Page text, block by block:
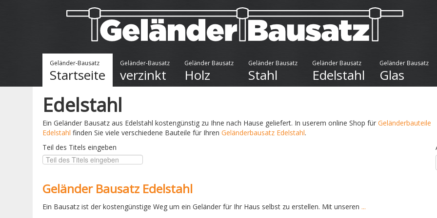
Geländer-Bausatz
Startseite
Geländer-Bausatz
verzinkt
Geländer Bausatz
Holz
Geländer Bausatz
Stahl
Geländer Bausatz
Edelstahl
Geländer Bausatz
Glas
Edelstahl
Ein Geländer Bausatz aus Edelstahl kostengünstig zu Ihne nach Hause geliefert. In userem online Shop für Geländerbauteile
Edelstahl finden Sie viele verschiedene Bauteile für Ihren Geländerbausatz Edelstahl.
Teil des Titels eingeben
Geländer Bausatz Edelstahl
Ein Bausatz ist der kostengünstige Weg um ein Geländer für Ihr Haus selbst zu erstellen. Mit unseren ...